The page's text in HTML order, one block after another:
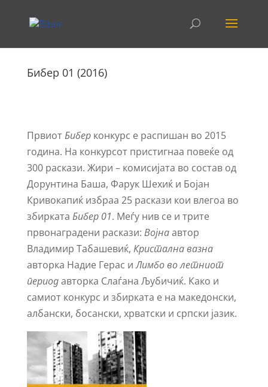
Бибер 01 (2016)
ПрвиотБиберконкурс е распишан во 2015
година. На конкурсот пристигнаа повеќе од
300 раскази. Жири – комисијата во состав од
Дорунтина Баша, Фарук Шехиќ и Бојан
Кривокапиќ избраа 25 раскази кои влегоа во
збирката Бибер 01. Меѓу нив се и трите
првонаградени раскази: Војнаавтор
Владимир Табашевиќ, Кристална вазна
авторка Надие Герас иЛимбо во летниот
периодавторка Слаѓана Љубичиќ. Како и
самиот конкурс и збирката е на македонски,
албански, босански, хрватски и српски јазик.